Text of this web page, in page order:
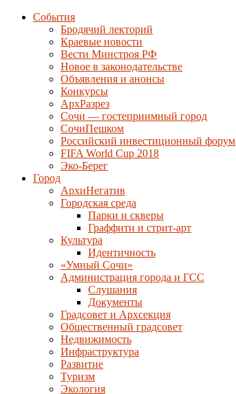
События
Бродячий лекторий
Краевые новости
Вести Минстроя РФ
Новое в законодательстве
Объявления и анонсы
Конкурсы
АрхРазрез
Сочи — гостеприимный город
СочиПешком
Российский инвестиционный форум
FIFA World Cup 2018
Эко-Берег
Город
АрхиНегатив
Городская среда
Парки и скверы
Граффити и стрит-арт
Культура
Идентичность
«Умный Сочи»
Администрация города и ГСС
Слушания
Документы
Градсовет и Архсекция
Общественный градсовет
Недвижимость
Инфраструктура
Развитие
Туризм
Экология